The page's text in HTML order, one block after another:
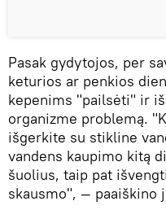
Pasak gydytojos, per
keturios ar penkios
kepenims "pailsėti" ir
organizme problemą.
išgerkite su stikline
vandens kaupimo kitą
šuolius, taip pat
skausmo", — paaiškino